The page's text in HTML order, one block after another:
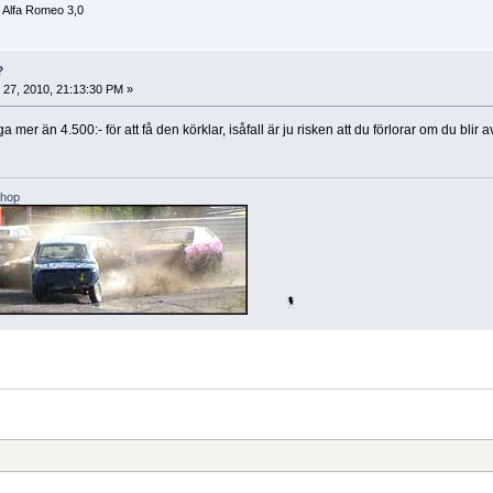
Romeo 3,0
2010, 21:13:30 PM »
mer än 4.500:- för att få den körklar, isåfall är ju risken att du förlorar om du blir